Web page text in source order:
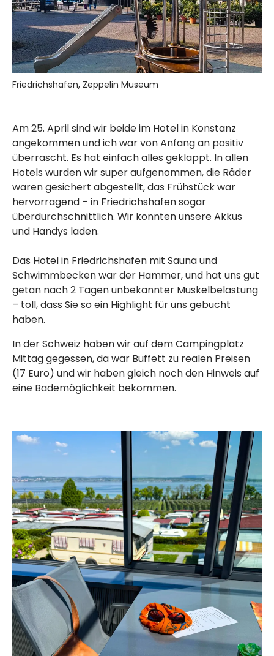
Am 25. April sind wir beide im Hotel in Konstanz
angekommen und ich war von Anfang an positiv
überrascht. Es hat einfach alles geklappt. In allen
Hotels wurden wir super aufgenommen, die Räder
waren gesichert abgestellt, das Frühstück war
hervorragend – in Friedrichshafen sogar
überdurchschnittlich. Wir konnten unsere Akkus
und Handys laden.
Das Hotel in Friedrichshafen mit Sauna und
Schwimmbecken war der Hammer, und hat uns gut
getan nach 2 Tagen unbekannter Muskelbelastung
– toll, dass Sie so ein Highlight für uns gebucht
haben.
In der Schweiz haben wir auf dem Campingplatz
Mittag gegessen, da war Buffett zu realen Preisen
(17 Euro) und wir haben gleich noch den Hinweis auf
eine Bademöglichkeit bekommen.
Friedrichshafen, Zeppelin Museum